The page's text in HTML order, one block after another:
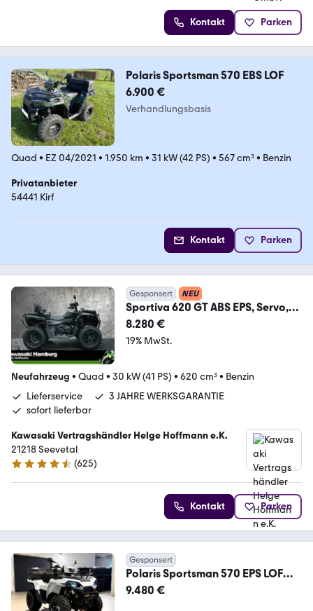
Kontakt Parken
Polaris Sportsman 570 EBS LOF
6.900 €
Verhandlungsbasis
Quad • EZ 04/2021 • 1.950 km • 31 kW (42 PS) • 567 cm³• Benzin
Privatanbieter
54441 Kirf
Kontakt Parken
Gesponsert NEU
Sportiva 620 GT ABS EPS, Servo,
sofort lieferbar
8.280 €
19% MwSt.
Neufahrzeug • Quad • 30 kW (41 PS) • 620 cm³• Benzin
Lieferservice
3 JAHRE WERKSGARANTIE
sofort lieferbar
Kawasaki Vertragshändler Helge Hoffmann e.K.
21218 Seevetal
4.6 Sterne
(625)
Kontakt Parken
Gesponsert
Polaris Sportsman 570 EPS LOF
Seilwinde Schneeschieber
9.480 €